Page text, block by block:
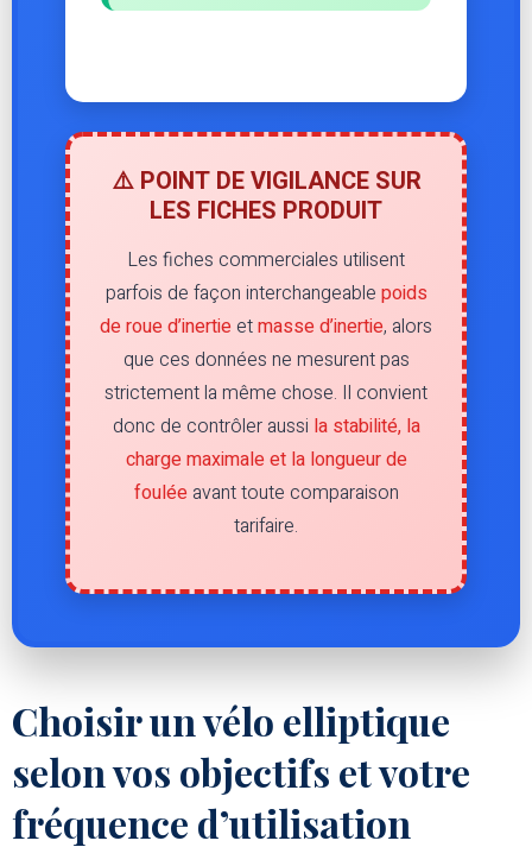
⚠️ POINT DE VIGILANCE SUR
LES FICHES PRODUIT
Les fiches commerciales utilisent
parfois de façon interchangeable poids
de roue d’inertie etmasse d’inertie, alors
que ces données ne mesurent pas
strictement la même chose. Il convient
donc de contrôler aussi la stabilité, la
charge maximale et la longueur de
fouléeavant toute comparaison
tarifaire.
Choisir un vélo elliptique
selon vos objectifs et votre
fréquence d’utilisation